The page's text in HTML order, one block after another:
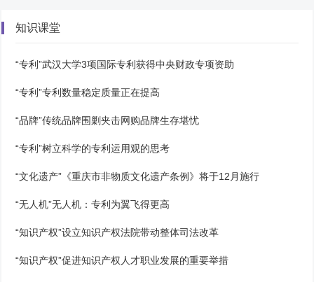
知识课堂
“专利”武汉大学3项国际专利获得中央财政专项资助
“专利”专利数量稳定质量正在提高
“品牌”传统品牌围剿夹击网购品牌生存堪忧
“专利”树立科学的专利运用观的思考
“文化遗产”《重庆市非物质文化遗产条例》将于12月施行
“无人机”无人机：专利为翼飞得更高
“知识产权”设立知识产权法院带动整体司法改革
“知识产权”促进知识产权人才职业发展的重要举措